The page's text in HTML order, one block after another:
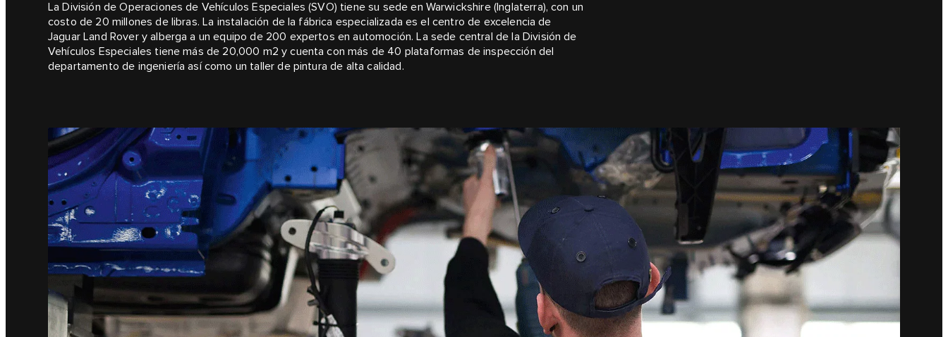
La División de Operaciones de Vehículos Especiales (SVO) tiene su sede en Warwickshire (Inglaterra), con un
costo de 20 millones de libras. La instalación de la fábrica especializada es el centro de excelencia de
Jaguar Land Rover y alberga a un equipo de 200 expertos en automoción. La sede central de la División de
Vehículos Especiales tiene más de 20,000 m2 y cuenta con más de 40 plataformas de inspección del
departamento de ingeniería así como un taller de pintura de alta calidad.